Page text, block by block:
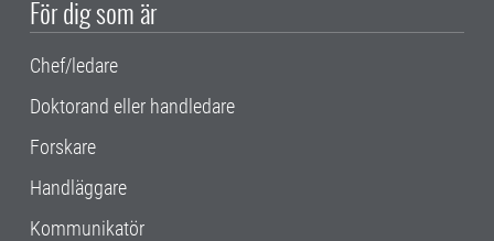
För dig som är
Chef/ledare
Doktorand eller handledare
Forskare
Handläggare
Kommunikatör